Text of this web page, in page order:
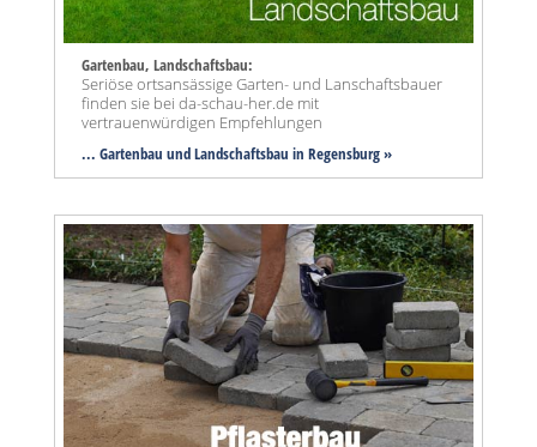
Gartenbau, Landschaftsbau:
Seriöse ortsansässige Garten- und Lanschaftsbauer
finden sie bei da-schau-her.de mit
vertrauenwürdigen Empfehlungen
... Gartenbau und Landschaftsbau in Regensburg »